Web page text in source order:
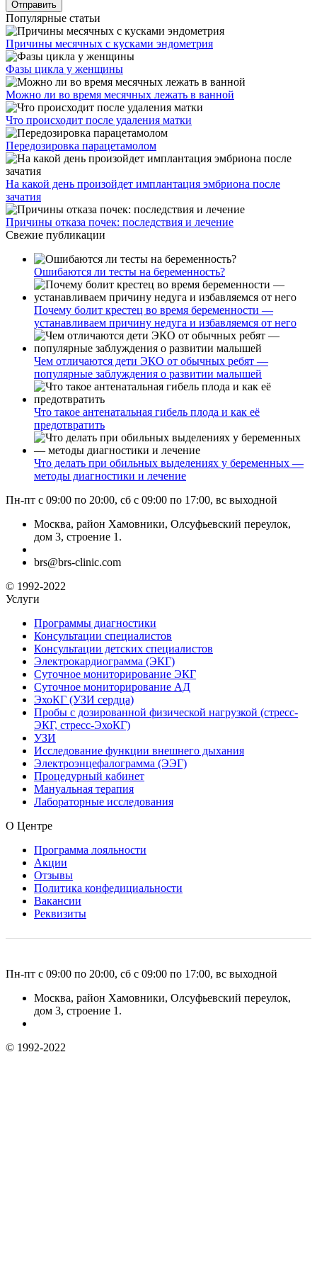
Популярные статьи
Причины месячных с кусками эндометрия
Фазы цикла у женщины
Можно ли во время месячных лежать в ванной
Что происходит после удаления матки
Передозировка парацетамолом
На какой день произойдет имплантация эмбриона после
зачатия
Причины отказа почек: последствия и лечение
Свежие публикации
Ошибаются ли тесты на беременность?
Почему болит крестец во время беременности —
устанавливаем причину недуга и избавляемся от него
Чем отличаются дети ЭКО от обычных ребят —
популярные заблуждения о развитии малышей
Что такое антенатальная гибель плода и как её
предотвратить
Что делать при обильных выделениях у беременных —
методы диагностики и лечение
Пн-пт с 09:00 по 20:00, сб с 09:00 по 17:00, вс выходной
Москва, район Хамовники, Олсуфьевский переулок,
дом 3, строение 1.
brs@brs-clinic.com
© 1992-2022
Услуги
Программы диагностики
Консультации специалистов
Консультации детских специалистов
Электрокардиограмма (ЭКГ)
Суточное мониторирование ЭКГ
Суточное мониторирование АД
ЭхоКГ (УЗИ сердца)
Пробы с дозированной физической нагрузкой (стресс-
ЭКГ, стресс-ЭхоКГ)
УЗИ
Исследование функции внешнего дыхания
Электроэнцефалограмма (ЭЭГ)
Процедурный кабинет
Мануальная терапия
Лабораторные исследования
О Центре
Программа лояльности
Акции
Отзывы
Политика конфедициальности
Вакансии
Реквизиты
Пн-пт с 09:00 по 20:00, сб с 09:00 по 17:00, вс выходной
Москва, район Хамовники, Олсуфьевский переулок,
дом 3, строение 1.
© 1992-2022